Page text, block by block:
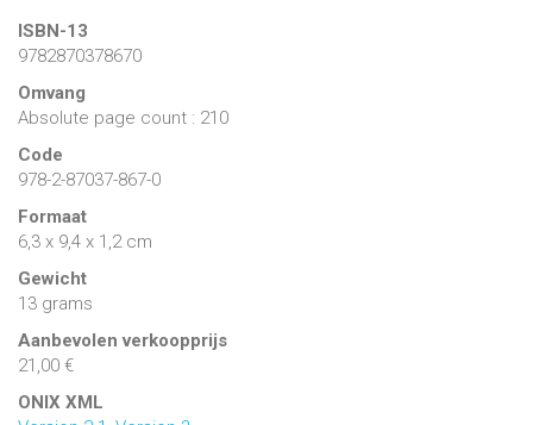
ISBN-13
9782870378670
Omvang
Absolute page count : 210
Code
978-2-87037-867-0
Formaat
6,3 x 9,4 x 1,2 cm
Gewicht
13 grams
Aanbevolen verkoopprijs
21,00 €
ONIX XML